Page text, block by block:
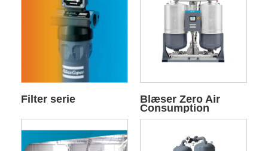
Filter serie Blæser Zero Air
Consumption
Adsorption Tørrer